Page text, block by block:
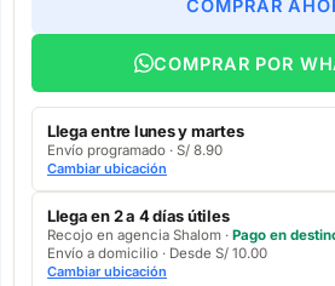
COMPRAR
COMPRAR POR
Llega entre lunes y martes
Envío programado · S/ 8.90
Cambiar ubicación
Llega en 2 a 4 días útiles
Recojo en agencia Shalom · Pago en
Envío a domicilio · Desde S/ 10.00
Cambiar ubicación